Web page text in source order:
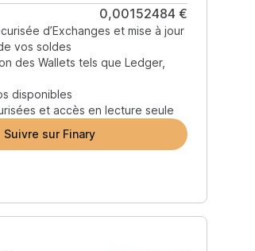
0,00152484 €
d’Exchanges et mise à jour
vos soldes
des Wallets tels que Ledger,
disponibles
et accès en lecture seule
Suivre sur Finary